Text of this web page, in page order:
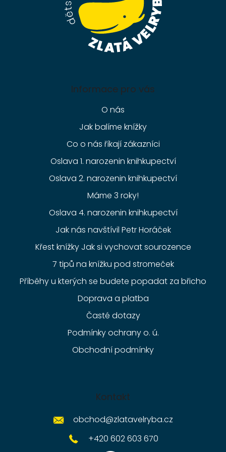
Informace pro vás
O nás
Jak balíme knížky
Co o nás říkají zákazníci
Oslava 1. narozenin knihkupectví
Oslava 2. narozenin knihkupectví
Máme 3 roky!
Oslava 4. narozenin knihkupectví
Jak nás navštívil Petr Horáček
Křest knížky Jak si vychovat sourozence
7 tipů na knížku pod stromeček
Příběhy u kterých se budete popadat za břicho
Doprava a platba
Časté dotazy
Podmínky ochrany o. ú.
Obchodní podmínky
Kontakt
obchod@zlatavelryba.cz
+420 602 603 670